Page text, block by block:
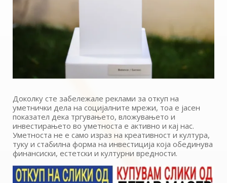
Доколку сте забележале реклами за откуп на
уметнички дела на социјалните мрежи, тоа е јасен
показател дека тргувањето, вложувањето и
инвестирањето во уметноста е активно и кај нас.
Уметноста не е само израз на креативност и култура,
туку и стабилна форма на инвестиција која обединува
финансиски, естетски и културни вредности.